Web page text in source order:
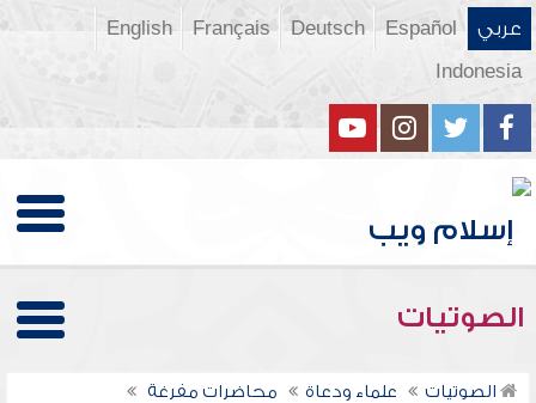
عربي Español
Deutsch
Français
English
Indonesia
الصوتيات
الصوتيات علماء ودعاة
محاضرات مفرغة